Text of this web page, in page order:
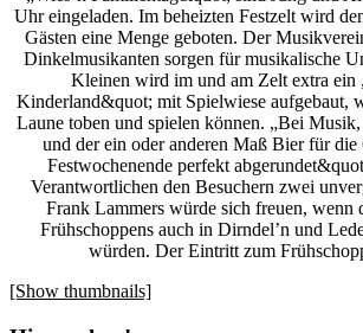
Uhr eingeladen. Im beheizten Festzelt wird
Gästen eine Menge geboten. Der
Dinkelmusikanten sorgen für musikalische
Kleinen wird im und am Zelt extra ein
Kinderland&quot; mit Spielwiese aufgebaut,
Laune toben und spielen können. „Bei
und der ein oder anderen Maß Bier für
Festwochenende perfekt
Verantwortlichen den Besuchern zwei
Frank Lammers würde sich freuen, wenn
Frühschoppens auch in Dirndel’n und
würden. Der Eintritt zum
[Show thumbnails]